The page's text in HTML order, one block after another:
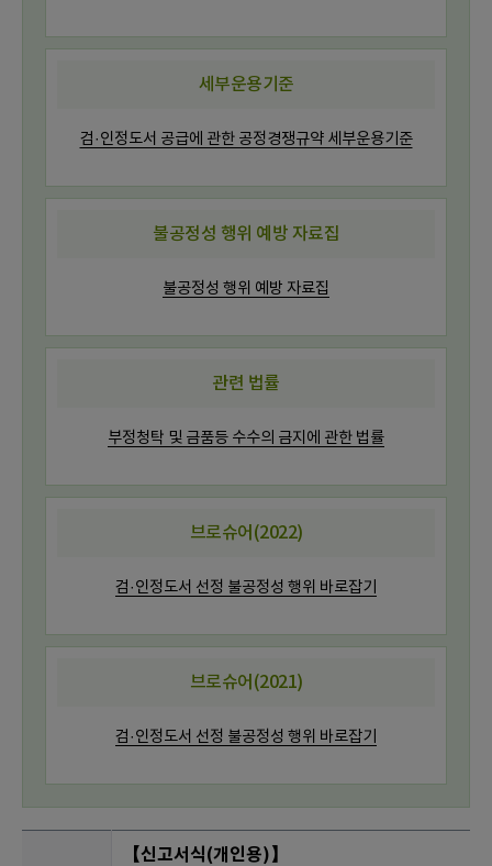
세부운용기준
검·인정도서 공급에 관한 공정경쟁규약 세부운용기준
불공정성 행위 예방 자료집
불공정성 행위 예방 자료집
관련 법률
부정청탁 및 금품등 수수의 금지에 관한 법률
브로슈어(2022)
검·인정도서 선정 불공정성 행위 바로잡기
브로슈어(2021)
검·인정도서 선정 불공정성 행위 바로잡기
【신고서식(개인용)】